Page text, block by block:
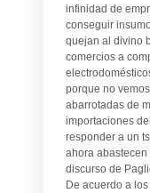
infinidad de
conseguir
quejan al divino
comercios a
porque no
abarrotadas de
importaciones
responder a un
ahora
discurso de
De acuerdo a